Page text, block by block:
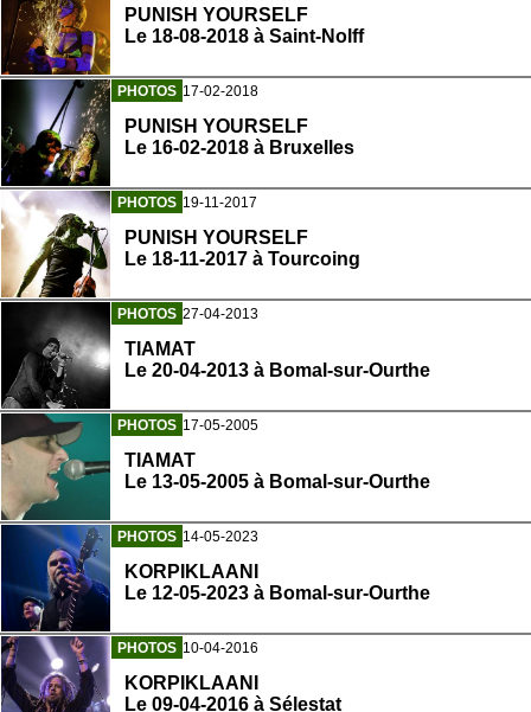
PUNISH YOURSELF
Le 18-08-2018 à Saint-Nolff
PHOTOS 17-02-2018
PUNISH YOURSELF
Le 16-02-2018 à Bruxelles
PHOTOS 19-11-2017
PUNISH YOURSELF
Le 18-11-2017 à Tourcoing
PHOTOS 27-04-2013
TIAMAT
Le 20-04-2013 à Bomal-sur-Ourthe
PHOTOS 17-05-2005
TIAMAT
Le 13-05-2005 à Bomal-sur-Ourthe
PHOTOS 14-05-2023
KORPIKLAANI
Le 12-05-2023 à Bomal-sur-Ourthe
PHOTOS 10-04-2016
KORPIKLAANI
Le 09-04-2016 à Sélestat